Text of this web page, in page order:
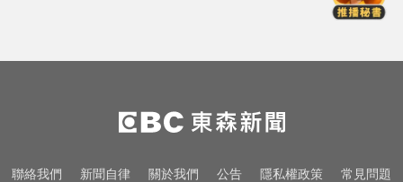
吐「真實原因」陳漢典壓力爆棚
台股回檔ETF全賺「該跑嗎？」網
揭最大陷阱 勸調節1類股
又有新颱風？昌鴻颱風最快明生成
聯絡我們 新聞自律 關於我們 公告 隱私權政策 常見問題